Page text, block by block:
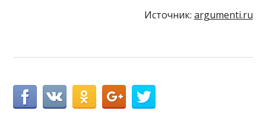
Источник: argumenti.ru